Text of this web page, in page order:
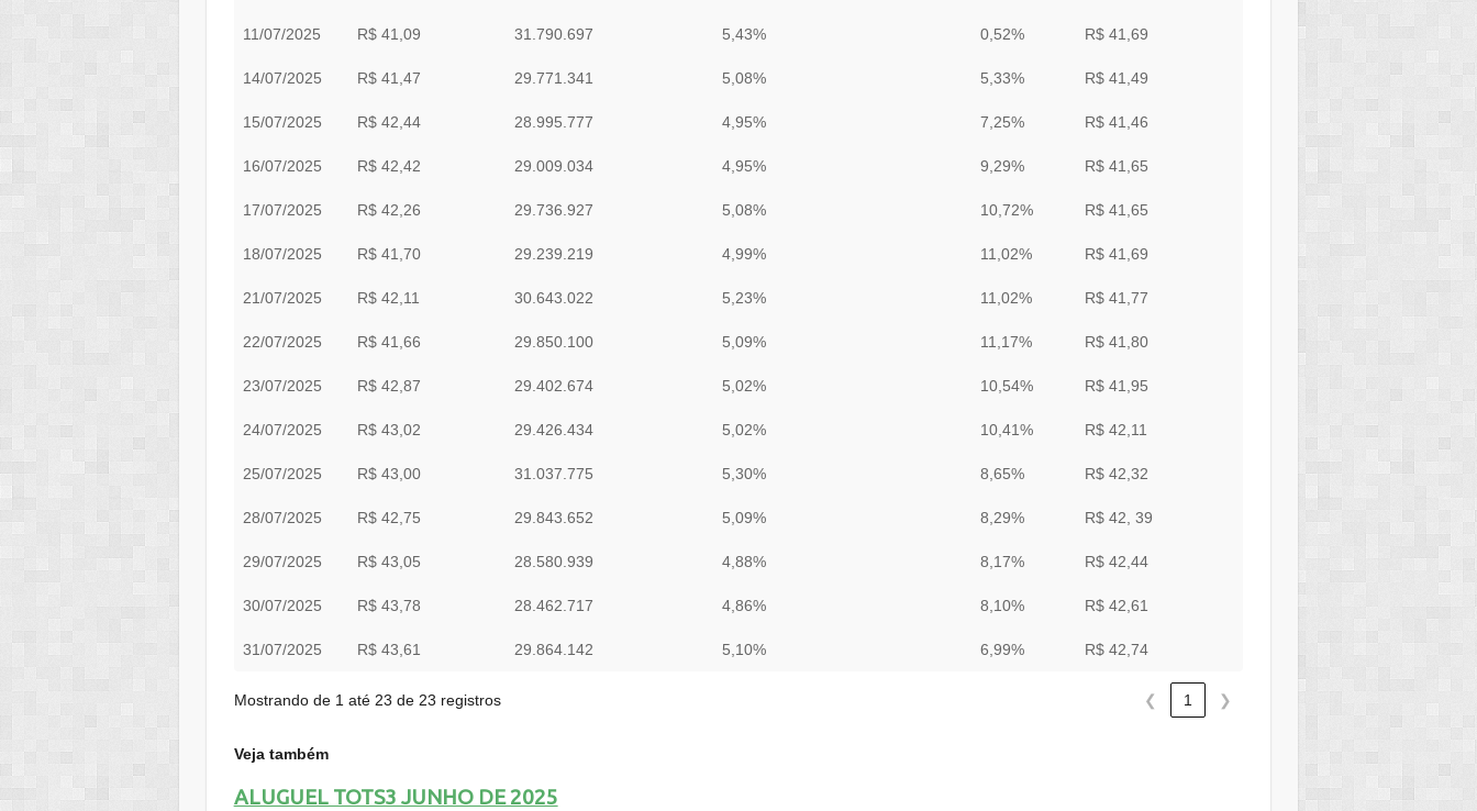
11/07/2025 R$ 41,09 31.790.697 5,43% 0,52% R$ 41,69
14/07/2025 R$ 41,47 29.771.341 5,08% 5,33% R$ 41,49
15/07/2025 R$ 42,44 28.995.777 4,95% 7,25% R$ 41,46
16/07/2025 R$ 42,42 29.009.034 4,95% 9,29% R$ 41,65
17/07/2025 R$ 42,26 29.736.927 5,08% 10,72% R$ 41,65
18/07/2025 R$ 41,70 29.239.219 4,99% 11,02% R$ 41,69
21/07/2025 R$ 42,11 30.643.022 5,23% 11,02% R$ 41,77
22/07/2025 R$ 41,66 29.850.100 5,09% 11,17% R$ 41,80
23/07/2025 R$ 42,87 29.402.674 5,02% 10,54% R$ 41,95
24/07/2025 R$ 43,02 29.426.434 5,02% 10,41% R$ 42,11
25/07/2025 R$ 43,00 31.037.775 5,30% 8,65% R$ 42,32
28/07/2025 R$ 42,75 29.843.652 5,09% 8,29% R$ 42, 39
29/07/2025 R$ 43,05 28.580.939 4,88% 8,17% R$ 42,44
30/07/2025 R$ 43,78 28.462.717 4,86% 8,10% R$ 42,61
31/07/2025 R$ 43,61 29.864.142 5,10% 6,99% R$ 42,74
Mostrando de 1 até 23 de 23 registros ❮ 1 ❯
Veja também
ALUGUEL TOTS3 JUNHO DE 2025